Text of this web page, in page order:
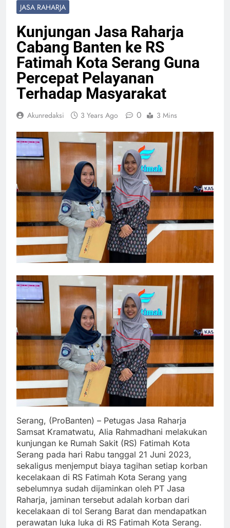
JASA RAHARJA
Kunjungan Jasa Raharja
Cabang Banten ke RS
Fatimah Kota Serang Guna
Percepat Pelayanan
Terhadap Masyarakat
Akunredaksi 3 Years Ago 0 3 Mins
Serang, (ProBanten) – Petugas Jasa Raharja
Samsat Kramatwatu, Alia Rahmadhani melakukan
kunjungan ke Rumah Sakit (RS) Fatimah Kota
Serang pada hari Rabu tanggal 21 Juni 2023,
sekaligus menjemput biaya tagihan setiap korban
kecelakaan di RS Fatimah Kota Serang yang
sebelumnya sudah dijaminkan oleh PT Jasa
Raharja, jaminan tersebut adalah korban dari
kecelakaan di tol Serang Barat dan mendapatkan
perawatan luka luka di RS Fatimah Kota Serang.